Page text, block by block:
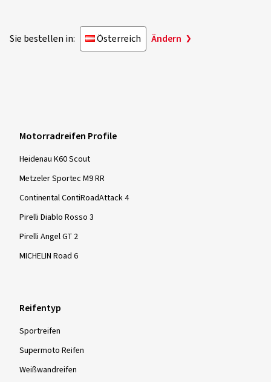
Sie bestellen in: Österreich Ändern
Motorradreifen Profile
Heidenau K60 Scout
Metzeler Sportec M9 RR
Continental ContiRoadAttack 4
Pirelli Diablo Rosso 3
Pirelli Angel GT 2
MICHELIN Road 6
Reifentyp
Sportreifen
Supermoto Reifen
Weißwandreifen